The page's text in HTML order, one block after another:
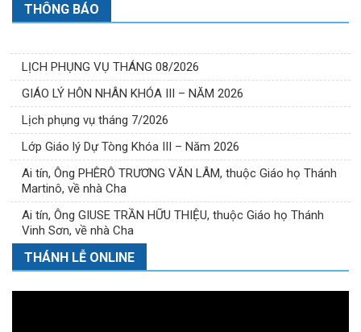
THÔNG BÁO
LỊCH PHỤNG VỤ THÁNG 08/2026
GIÁO LÝ HÔN NHÂN KHÓA III – NĂM 2026
Lịch phụng vụ tháng 7/2026
Lớp Giáo lý Dự Tòng Khóa III – Năm 2026
Ai tín, Ông PHÊRÔ TRƯƠNG VĂN LÂM, thuộc Giáo họ Thánh
Martinô, về nhà Cha
Ai tín, Ông GIUSE TRẦN HỮU THIỆU, thuộc Giáo họ Thánh
Vinh Sơn, về nhà Cha
THÁNH LỄ ONLINE